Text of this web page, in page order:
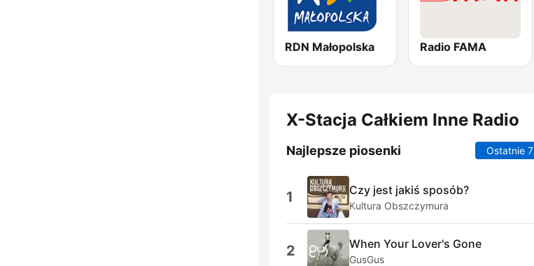
RDN Małopolska Radio FAMA
X-Stacja Całkiem Inne Radio
Najlepsze piosenki Ostatnie
1 Czy jest jakiś sposób?
Kultura Obszczymura
2 When Your Lover's Gone
GusGus